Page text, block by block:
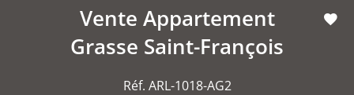
Vente Appartement
Grasse Saint-François
Réf. ARL-1018-AG2